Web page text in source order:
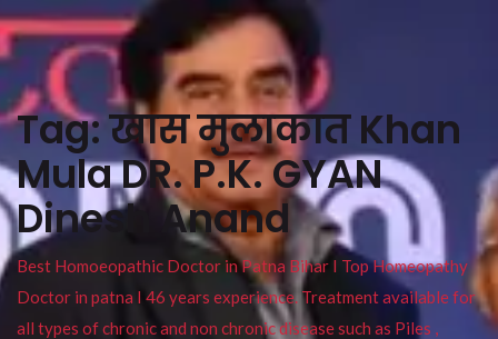
Tag:खास मुलाकात Khan
Mula DR. P.K. GYAN
Dinesh Anand
Best Homoeopathic Doctor in Patna Bihar I Top Homeopathy
Doctor in patna I 46 years experience. Treatment available for
all types of chronic and non chronic disease such as Piles ,